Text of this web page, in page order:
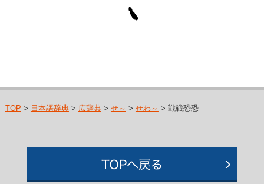
TOP > 日本語辞典> 広辞典> せ～ > せわ～ > 戦戦恐恐